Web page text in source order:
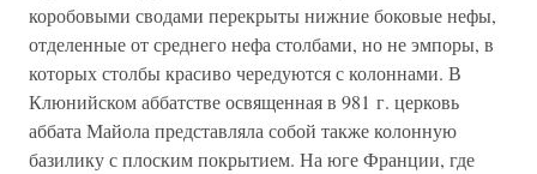
коробовыми сводами перекрыты нижние боковые нефы,
отделенные от среднего нефа столбами, но не эмпоры, в
которых столбы красиво чередуются с колоннами. В
Клюнийском аббатстве освященная в 981 г. церковь
аббата Майола представляла собой также колонную
базилику с плоским покрытием. На юге Франции, где